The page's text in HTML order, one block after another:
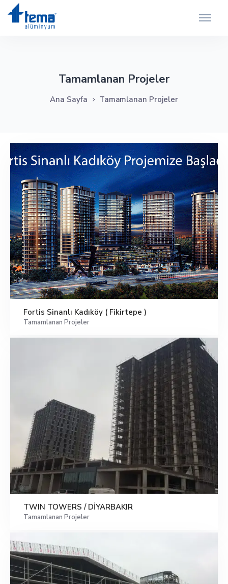
Tamamlanan Projeler
Ana Sayfa Tamamlanan Projeler
Fortis Sinanlı Kadıköy ( Fikirtepe )
Tamamlanan Projeler
TWIN TOWERS / DİYARBAKIR
Tamamlanan Projeler